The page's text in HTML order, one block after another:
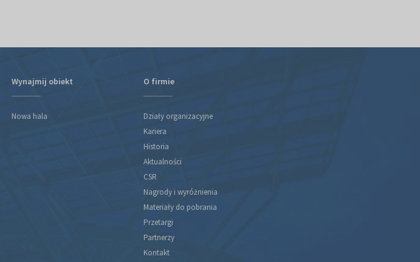
Wynajmij obiekt
Nowa hala
O firmie
Działy organizacyjne
Kariera
Historia
Aktualności
CSR
Nagrody i wyróżnienia
Materiały do pobrania
Przetargi
Partnerzy
Kontakt